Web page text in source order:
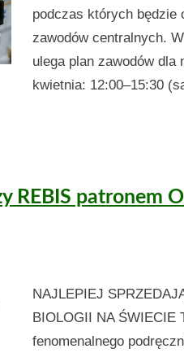
podczas których będzie
zawodów centralnych.
ulega plan zawodów dla
kwietnia: 12:00–15:30
REBIS patronem
NAJLEPIEJ
BIOLOGII NA ŚWIECIE
fenomenalnego